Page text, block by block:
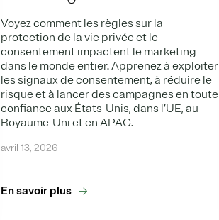
Voyez comment les règles sur la
protection de la vie privée et le
consentement impactent le marketing
dans le monde entier. Apprenez à exploiter
les signaux de consentement, à réduire le
risque et à lancer des campagnes en toute
confiance aux États-Unis, dans l’UE, au
Royaume-Uni et en APAC.
avril 13, 2026
En savoir plus